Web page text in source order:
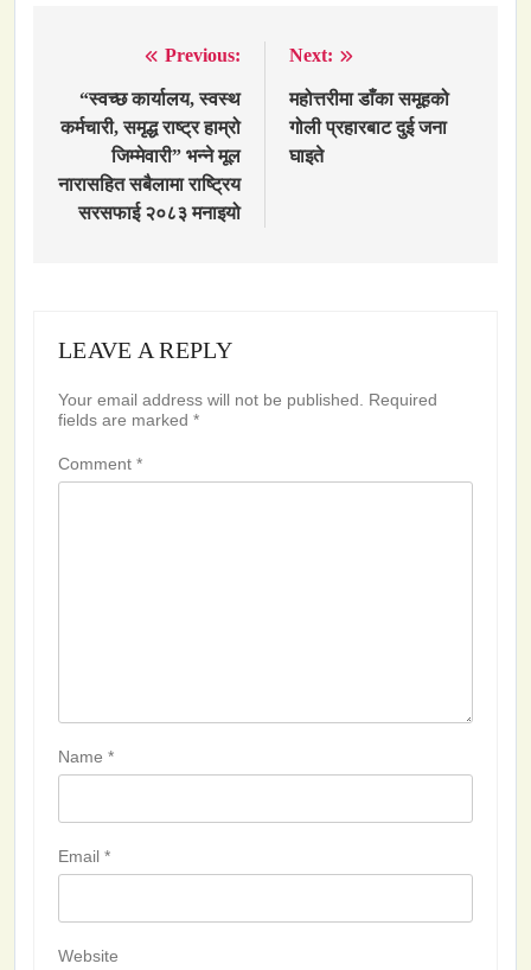
navigation
Previous:
“स्वच्छ कार्यालय, स्वस्थ
कर्मचारी, समृद्ध राष्ट्र हाम्रो
जिम्मेवारी” भन्ने मूल
नारासहित सबैलामा राष्ट्रिय
सरसफाई २०८३ मनाइयो
Next:
महोत्तरीमा डाँका समूहको
गोली प्रहारबाट दुई जना
घाइते
LEAVE A REPLY
Your email address will not be published.
Required
fields are marked *
Comment *
Name *
Email *
Website